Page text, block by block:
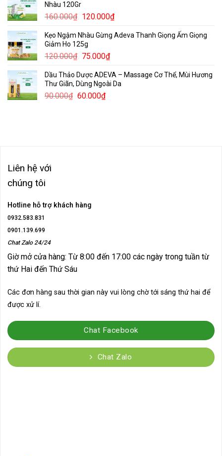
đến
Nhàu 120Gr
160.000₫ Giá
là:
160.000₫.
120.000₫Giá
tại
Kẹo Ngậm Nhàu Gừng Adeva Thanh Giọng Ấm Giọng
Giảm Ho 125g
120.000₫ Giá
là:
120.000₫.
75.000₫Giá
tại
là:
Dầu Thảo Dược ADEVA – Massage Cơ Thể, Mùi Hương
Thư Giãn, Dùng Ngoài Da
90.000₫ Giá
60.000₫Giá
Liên hệ với
chúng tôi
Hotline hỗ trợ khách hàng
0932.583.831
0901.139.699
Chat Zalo 24/24
Giờ mở cửa hàng: Từ 8:00 đến 17:00 các ngày trong tuần từ
thứ Hai đến Thứ Sáu
Các đơn hàng sau thời gian này vui lòng chờ tới sáng thứ hai để
được xử lí.
Chat Facebook
Chat Zalo